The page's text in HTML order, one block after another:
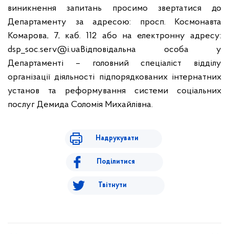
виникнення запитань просимо звертатися до
Департаменту за адресою: просп. Космонавта
Комарова, 7, каб. 112 або на електронну адресу:
dsp_soc.serv@i.uaВідповідальна особа у
Департаменті – головний спеціаліст відділу
організації діяльності підпорядкованих інтернатних
установ та реформування системи соціальних
послуг Демида Соломія Михайлівна.
Надрукувати
Поділитися
Твітнути